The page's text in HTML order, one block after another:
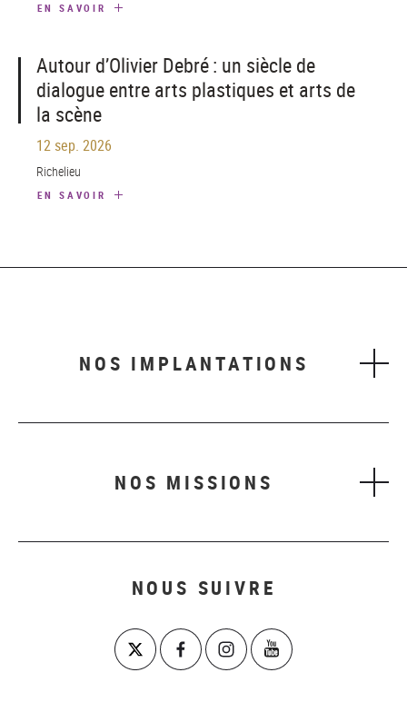
EN SAVOIR
Autour d’Olivier Debré : un siècle de
dialogue entre arts plastiques et arts de
la scène
12 sep. 2026
Richelieu
EN SAVOIR
NOS IMPLANTATIONS
NOS MISSIONS
NOUS SUIVRE